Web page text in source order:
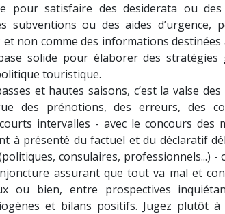
pour satisfaire des desiderata ou des
subventions ou des aides d’urgence,
non comme des informations destinées
solide pour élaborer des stratégies
touristique.
et hautes saisons, c’est la valse
des prénotions, des erreurs, des
intervalles - avec le concours des
à présenté du factuel et du déclaratif
consulaires, professionnels...) -
assurant que tout va mal et
ou bien, entre prospectives
et bilans positifs. Jugez plutôt à